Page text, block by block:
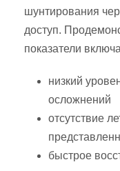
шунтирования
доступ.
показатели
низкий
осложнений
отсутствие
быстрое